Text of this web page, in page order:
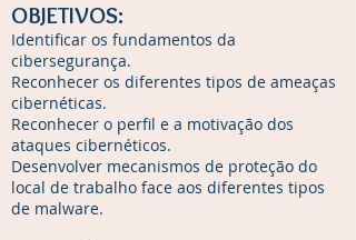
OBJETIVOS:
Identificar os fundamentos da
cibersegurança.
Reconhecer os diferentes tipos de ameaças
cibernéticas.
Reconhecer o perfil e a motivação dos
ataques cibernéticos.
Desenvolver mecanismos de proteção do
local de trabalho face aos diferentes tipos
de malware.